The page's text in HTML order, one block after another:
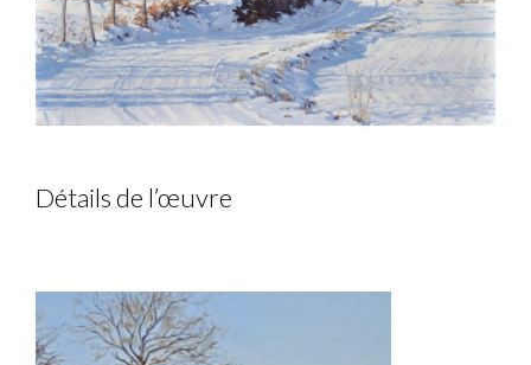
Détails de l’œuvre